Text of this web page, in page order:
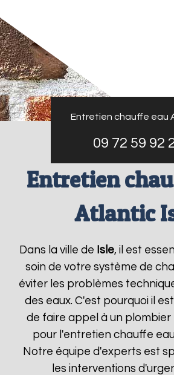
Entretien chauffe eau
09 72 59 92
Entretien
Atlantic
Dans la ville de Isle, il est
soin de votre système de
éviter les problèmes
des eaux. C'est pourquoi il
de faire appel à un plombier
pour l'entretien chauffe
Notre équipe d'experts est
les interventions